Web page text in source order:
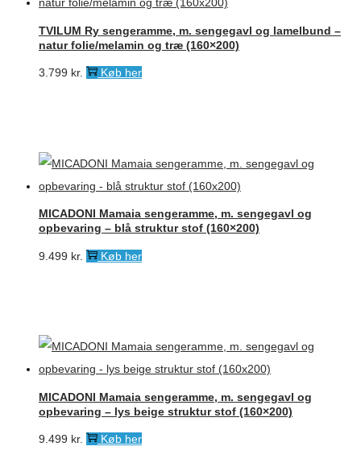
TVILUM Ry sengeramme, m. sengegavl og lamelbund –
natur folie/melamin og træ (160×200)
3.799 kr. Køb her
MICADONI Mamaia sengeramme, m. sengegavl og
opbevaring – blå struktur stof (160×200)
9.499 kr. Køb her
MICADONI Mamaia sengeramme, m. sengegavl og
opbevaring – lys beige struktur stof (160×200)
9.499 kr. Køb her